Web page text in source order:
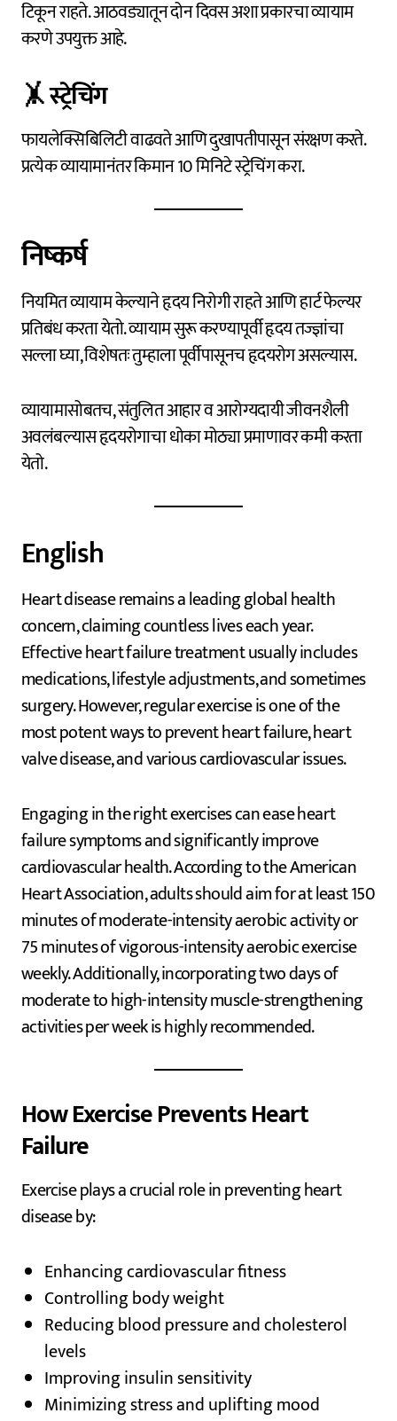
टिकून राहते. आठवड्यातून दोन दिवस अशा प्रकारचा व्यायाम
करणे उपयुक्त आहे.
🤸स्ट्रेचिंग
फायलेक्सिबिलिटी वाढवते आणि दुखापतीपासून संरक्षण करते.
प्रत्येक व्यायामानंतर किमान 10 मिनिटे स्ट्रेचिंग करा.
निष्कर्ष
नियमित व्यायाम केल्याने हृदय निरोगी राहते आणि हार्ट फेल्यर
प्रतिबंध करता येतो. व्यायाम सुरू करण्यापूर्वी हृदय तज्ज्ञांचा
सल्ला घ्या, विशेषतः तुम्हाला पूर्वीपासूनच हृदयरोग असल्यास.
व्यायामासोबतच, संतुलित आहार व आरोग्यदायी जीवनशैली
अवलंबल्यास हृदयरोगाचा धोका मोठ्या प्रमाणावर कमी करता
येतो.
English
Heart disease remains a leading global health
concern, claiming countless lives each year.
Effective heart failure treatment usually includes
medications, lifestyle adjustments, and sometimes
surgery. However, regular exercise is one of the
most potent ways to prevent heart failure, heart
valve disease, and various cardiovascular issues.
Engaging in the right exercises can ease heart
failure symptoms and significantly improve
cardiovascular health. According to the American
Heart Association, adults should aim for at least 150
minutes of moderate-intensity aerobic activity or
75 minutes of vigorous-intensity aerobic exercise
weekly. Additionally, incorporating two days of
moderate to high-intensity muscle-strengthening
activities per week is highly recommended.
How Exercise Prevents Heart
Failure
Exercise plays a crucial role in preventing heart
disease by:
Enhancing cardiovascular fitness
Controlling body weight
Reducing blood pressure and cholesterol
levels
Improving insulin sensitivity
Minimizing stress and uplifting mood